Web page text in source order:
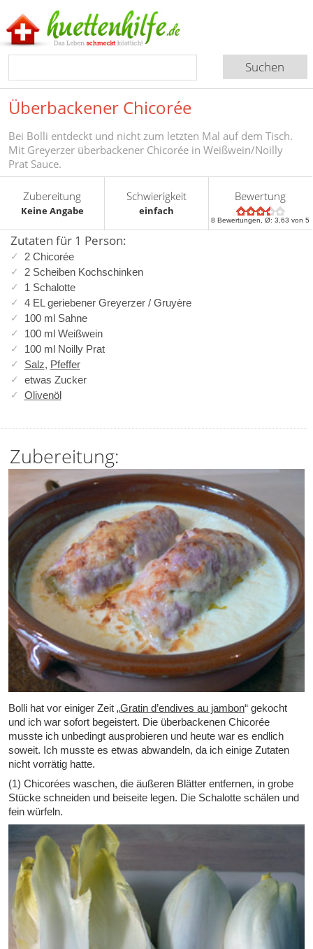
Überbackener Chicorée
Bei Bolli entdeckt und nicht zum letzten Mal auf dem Tisch.
Mit Greyerzer überbackener Chicorée in Weißwein/Noilly
Prat Sauce.
Zubereitung
Keine Angabe
Schwierigkeit
einfach
Bewertung
8 Bewertungen, Ø:3,63 von 5
Zutaten für 1 Person:
2 Chicorée
2 Scheiben Kochschinken
1 Schalotte
4 EL geriebener Greyerzer / Gruyère
100 ml Sahne
100 ml Weißwein
100 ml Noilly Prat
Salz, Pfeffer
etwas Zucker
Olivenöl
Zubereitung:
Bolli hat vor einiger Zeit „Gratin d’endives au jambon“ gekocht
und ich war sofort begeistert. Die überbackenen Chicorée
musste ich unbedingt ausprobieren und heute war es endlich
soweit. Ich musste es etwas abwandeln, da ich einige Zutaten
nicht vorrätig hatte.
(1) Chicorées waschen, die äußeren Blätter entfernen, in grobe
Stücke schneiden und beiseite legen. Die Schalotte schälen und
fein würfeln.